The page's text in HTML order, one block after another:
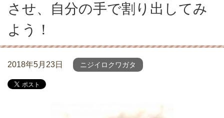
させ、自分の手で割り出してみ
よう！
2018年5月23日 ニジイロクワガタ